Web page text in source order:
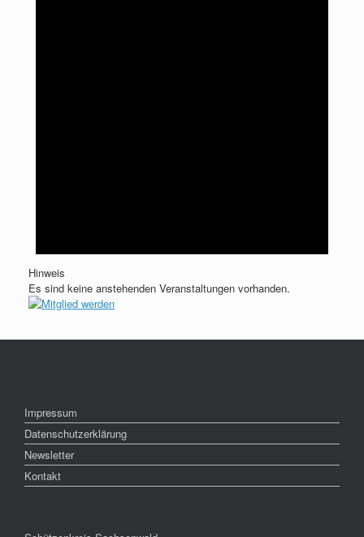
Hinweis
Es sind keine anstehenden Veranstaltungen vorhanden.
Impressum
Datenschutzerklärung
Newsletter
Kontakt